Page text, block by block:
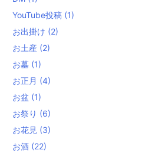
YouTube投稿 (1)
お出掛け (2)
お土産 (2)
お墓 (1)
お正月 (4)
お盆 (1)
お祭り (6)
お花見 (3)
お酒 (22)